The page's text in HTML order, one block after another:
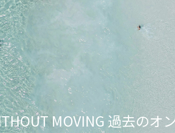
MOVING 過去のオ